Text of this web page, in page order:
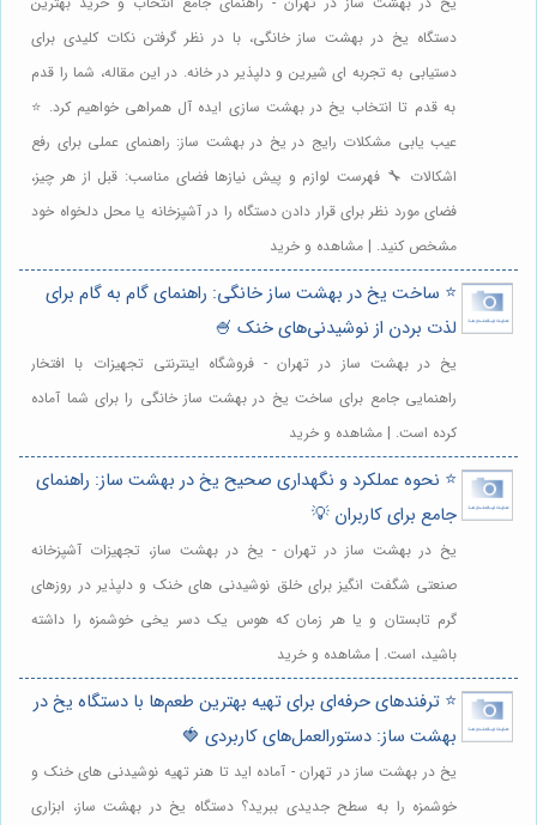
دستگاه یخ در بهشت ساز خانگی، با در نظر گرفتن نکات کلیدی برای
دستیابی به تجربه ای شیرین و دلپذیر در خانه. در این مقاله، شما را قدم
به قدم تا انتخاب یخ در بهشت سازی ایده آل همراهی خواهیم کرد. ⭐️
عیب یابی مشکلات رایج در یخ در بهشت ساز: راهنمای عملی برای رفع
اشکالات 🔧 فهرست لوازم و پیش نیازها فضای مناسب: قبل از هر چیز،
فضای مورد نظر برای قرار دادن دستگاه را در آشپزخانه یا محل دلخواه خود
مشخص کنید. | مشاهده و خرید
⭐️ ساخت یخ در بهشت ساز خانگی: راهنمای گام به گام برای
لذت بردن از نوشیدنی‌های خنک 🍧
یخ در بهشت ساز در تهران - فروشگاه اینترنتی تجهیزات با افتخار
راهنمایی جامع برای ساخت یخ در بهشت ساز خانگی را برای شما آماده
کرده است. | مشاهده و خرید
⭐️ نحوه عملکرد و نگهداری صحیح یخ در بهشت ساز: راهنمای
جامع برای کاربران 💡
یخ در بهشت ساز در تهران - یخ در بهشت ساز، تجهیزات آشپزخانه
صنعتی شگفت انگیز برای خلق نوشیدنی های خنک و دلپذیر در روزهای
گرم تابستان و یا هر زمان که هوس یک دسر یخی خوشمزه را داشته
باشید، است. | مشاهده و خرید
⭐️ ترفندهای حرفه‌ای برای تهیه بهترین طعم‌ها با دستگاه یخ در
بهشت ساز: دستورالعمل‌های کاربردی 🍓
یخ در بهشت ساز در تهران - آماده اید تا هنر تهیه نوشیدنی های خنک و
خوشمزه را به سطح جدیدی ببرید؟ دستگاه یخ در بهشت ساز، ابزاری